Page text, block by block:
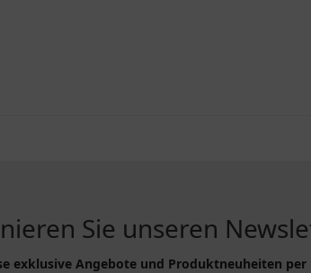
Sie unseren
exklusive Angebote und Produktneuheiten per